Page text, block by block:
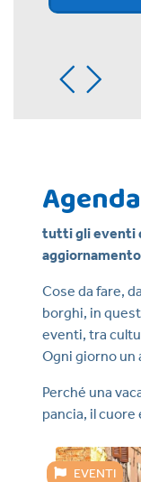
tutti gli eventi
aggiornamento
Cose da fare,
borghi, in
eventi, tra
Ogni giorno un
Perché una
pancia, il cuore
EVENTI